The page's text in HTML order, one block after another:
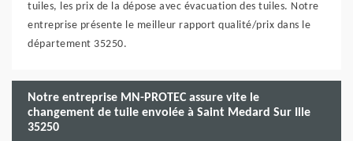
tuiles, les prix de la dépose avec évacuation des tuiles. Notre
entreprise présente le meilleur rapport qualité/prix dans le
département 35250.
Notre entreprise MN-PROTEC assure vite le
changement de tuile envolée à Saint Medard Sur Ille
35250